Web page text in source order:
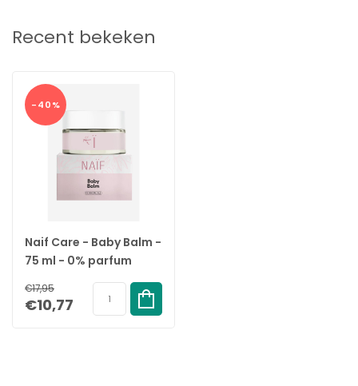
Recent bekeken
-40%
Naif Care - Baby Balm -
75 ml - 0% parfum
€17,95
€10,77